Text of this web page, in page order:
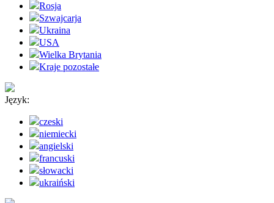
Rosja
Szwajcarja
Ukraina
USA
Wielka Brytania
Kraje pozostałe
Język:
czeski
niemiecki
angielski
francuski
słowacki
ukraiński